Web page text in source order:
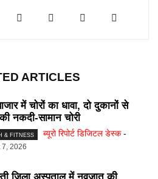
ARTICLES
में चोरों का धावा, दो दुकानों से
नकदी-सामान चोरी
& FITNESS ब्यूरो रिपोर्ट डिजिटल डेस्क -
7, 2026